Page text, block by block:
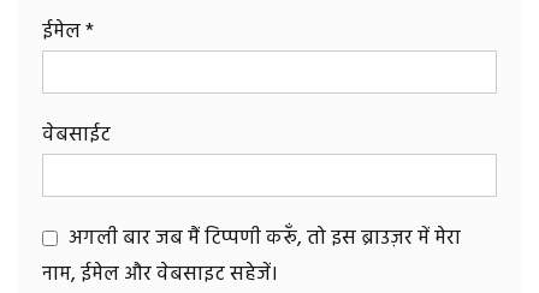
ईमेल*
वेबसाईट
अगली बार जब मैं टिप्पणी करूँ, तो इस ब्राउज़र में मेरा
नाम, ईमेल और वेबसाइट सहेजें।